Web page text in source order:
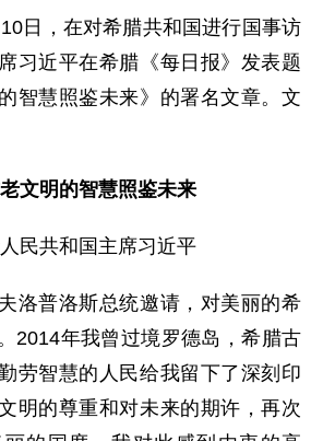
，在对希腊共和国进行国事访
习近平在希腊《每日报》发表题
智慧照鉴未来》的署名文章。文
文明的智慧照鉴未来
民共和国主席习近平
普洛斯总统邀请，对美丽的希
2014年我曾过境罗德岛，希腊古
劳智慧的人民给我留下了深刻印
明的尊重和对未来的期许，再次